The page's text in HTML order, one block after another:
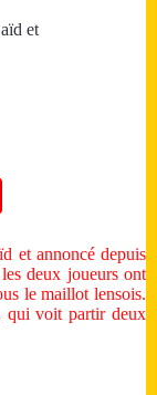
et
et annoncé depuis
deux joueurs ont
le maillot lensois.
qui voit partir deux